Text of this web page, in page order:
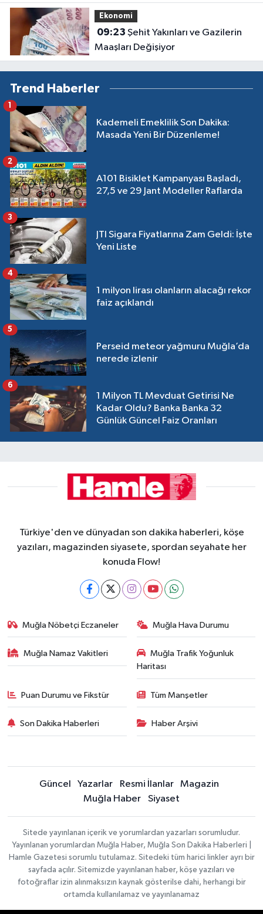
Ekonomi
09:23
Maaşları Değişiyor
Trend Haberler
Kademeli Emeklilik Son Dakika:
Masada Yeni Bir Düzenleme!
1
A101 Bisiklet Kampanyası Başladı,
27,5 ve 29 Jant Modeller Raflarda
2
JTI Sigara Fiyatlarına Zam Geldi: İşte
Yeni Liste
3
1 milyon lirası olanların alacağı rekor
faiz açıklandı
4
Perseid meteor yağmuru Muğla’da
nerede izlenir
5
1 Milyon TL Mevduat Getirisi Ne
Kadar Oldu? Banka Banka 32
Günlük Güncel Faiz Oranları
6
Türkiye'den ve dünyadan son dakika haberleri, köşe
yazıları, magazinden siyasete, spordan seyahate her
konuda Flow!
Muğla Nöbetçi Eczaneler Muğla Hava Durumu
Muğla Namaz Vakitleri
Muğla Trafik Yoğunluk
Haritası
Puan Durumu ve Fikstür Tüm Manşetler
Son Dakika Haberleri Haber Arşivi
Güncel Yazarlar Resmi İlanlar
Magazin
Muğla Haber
Siyaset
Sitede yayınlanan içerik ve yorumlardan yazarları sorumludur.
Yayınlanan yorumlardan Muğla Haber, Muğla Son Dakika Haberleri |
Hamle Gazetesi sorumlu tutulamaz. Sitedeki tüm harici linkler ayrı bir
sayfada açılır. Sitemizde yayınlanan haber, köşe yazıları ve
fotoğraflar izin alınmaksızın kaynak gösterilse dahi, herhangi bir
ortamda kullanılamaz ve yayınlanamaz